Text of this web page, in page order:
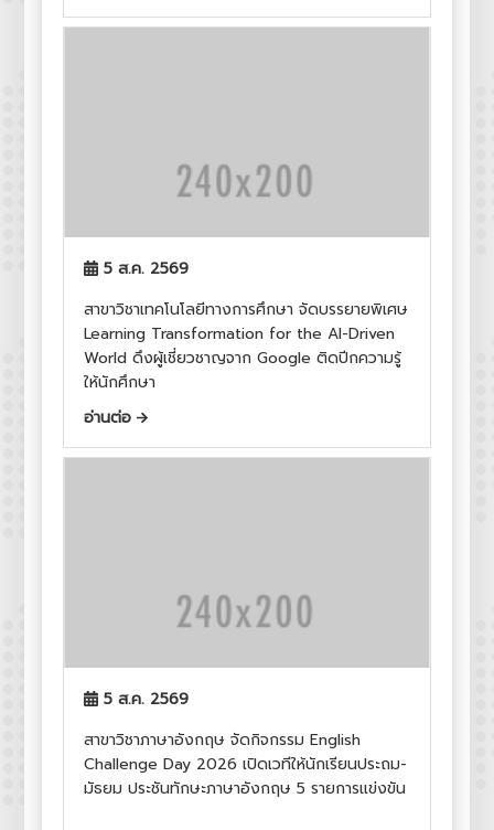
5 ส.ค. 2569
สาขาวิชาเทคโนโลยีทางการศึกษา จัดบรรยายพิเศษ
Learning Transformation for the AI-Driven
World ดึงผู้เชี่ยวชาญจาก Google ติดปีกความรู้
ให้นักศึกษา
อ่านต่อ
5 ส.ค. 2569
สาขาวิชาภาษาอังกฤษ จัดกิจกรรม English
Challenge Day 2026 เปิดเวทีให้นักเรียนประถม-
มัธยม ประชันทักษะภาษาอังกฤษ 5 รายการแข่งขัน